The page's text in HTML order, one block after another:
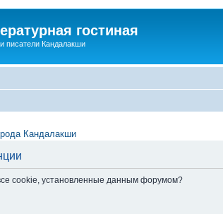
гостиная
писатели Кандалакши
Кандалакши
cookie, установленные данным форумом?